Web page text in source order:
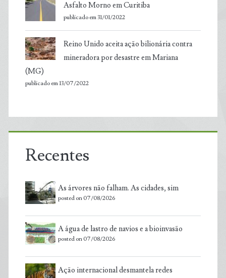
Asfalto Morno em Curitiba
publicado em 31/01/2022
Reino Unido aceita ação bilionária contra
mineradora por desastre em Mariana
(MG)
publicado em 13/07/2022
Recentes
As árvores não falham. As cidades, sim
posted on 07/08/2026
A água de lastro de navios e a bioinvasão
posted on 07/08/2026
Ação internacional desmantela redes